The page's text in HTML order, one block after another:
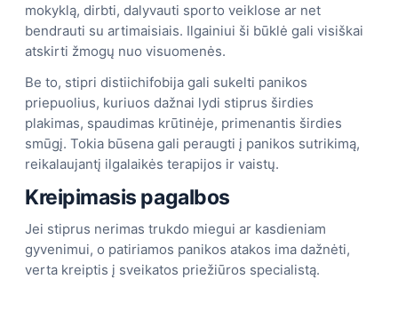
mokyklą, dirbti, dalyvauti sporto veiklose ar net
bendrauti su artimaisiais. Ilgainiui ši būklė gali visiškai
atskirti žmogų nuo visuomenės.
Be to, stipri distiichifobija gali sukelti panikos
priepuolius, kuriuos dažnai lydi stiprus širdies
plakimas, spaudimas krūtinėje, primenantis širdies
smūgį. Tokia būsena gali peraugti į panikos sutrikimą,
reikalaujantį ilgalaikės terapijos ir vaistų.
Kreipimasis pagalbos
Jei stiprus nerimas trukdo miegui ar kasdieniam
gyvenimui, o patiriamos panikos atakos ima dažnėti,
verta kreiptis į sveikatos priežiūros specialistą.